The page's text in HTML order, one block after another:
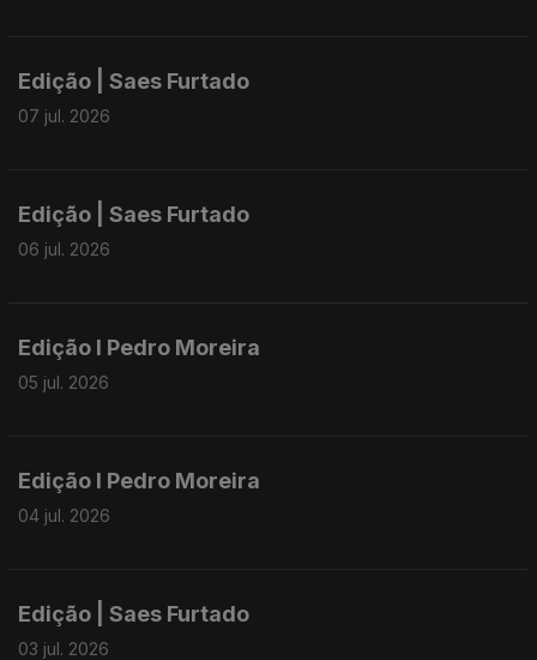
Edição | Saes Furtado
07 jul. 2026
Edição | Saes Furtado
06 jul. 2026
Edição I Pedro Moreira
05 jul. 2026
Edição I Pedro Moreira
04 jul. 2026
Edição | Saes Furtado
03 jul. 2026